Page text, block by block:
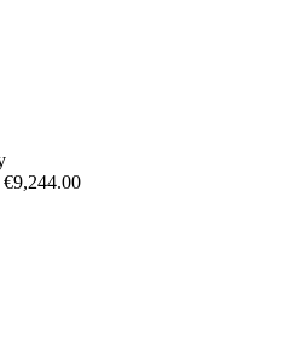
€9,244.00